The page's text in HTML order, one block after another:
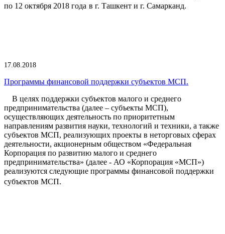
по 12 октября 2018 года в г. Ташкент и г. Самарканд.
17.08.2018
Программы финансовой поддержки субъектов МСП.
В целях поддержки субъектов малого и среднего
предпринимательства (далее – субъекты МСП),
осуществляющих деятельность по приоритетным
направлениям развития науки, технологий и техники, а также
субъектов МСП, реализующих проекты в неторговых сферах
деятельности, акционерным обществом «Федеральная
Корпорация по развитию малого и среднего
предпринимательства» (далее - АО «Корпорация «МСП»)
реализуются следующие программы финансовой поддержки
субъектов МСП.